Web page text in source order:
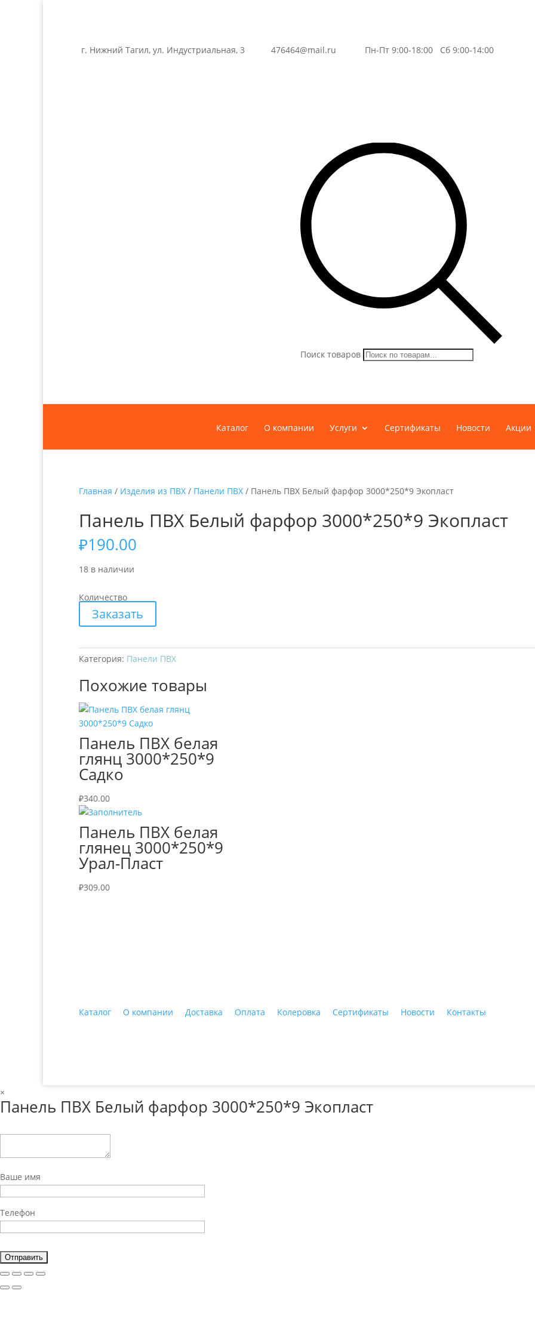
г. Нижний Тагил, ул. Индустриальная, 3 476464@mail.ru Пн-Пт 9:00-18:00 Сб 9:00-14:00
Поиск товаров
Каталог О компании Услуги Сертификаты Новости Акции
Главная / Изделия из ПВХ / Панели ПВХ / Панель ПВХ Белый фарфор 3000*250*9 Экопласт
Панель ПВХ Белый фарфор 3000*250*9 Экопласт
₽190.00
18 в наличии
Количество
Заказать
Категория: Панели ПВХ
Похожие товары
Панель ПВХ белая
глянц 3000*250*9
Садко
₽340.00
Панель ПВХ белая
глянец 3000*250*9
Урал-Пласт
₽309.00
Каталог О компании Доставка Оплата Колеровка Сертификаты Новости Контакты
×
Панель ПВХ Белый фарфор 3000*250*9 Экопласт
Ваше имя
Телефон